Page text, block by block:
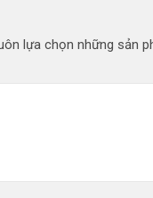
lựa chọn những sản